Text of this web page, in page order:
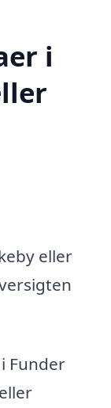
i
eller
Funder